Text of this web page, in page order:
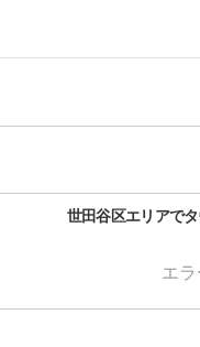
世田谷区エリアで
エ